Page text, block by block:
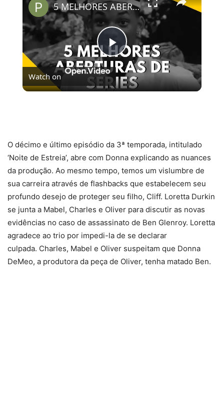
Play
Video
5 MELHORES ABERTURAS DE SÉRIES | Pipocas Tv #13
Watch on
O décimo e último episódio da 3ª temporada, intitulado
‘Noite de Estreia’, abre com Donna explicando as nuances
da produção. Ao mesmo tempo, temos um vislumbre de
sua carreira através de flashbacks que estabelecem seu
profundo desejo de proteger seu filho, Cliff. Loretta Durkin
se junta a Mabel, Charles e Oliver para discutir as novas
evidências no caso de assassinato de Ben Glenroy. Loretta
agradece ao trio por impedi-la de se declarar
culpada. Charles, Mabel e Oliver suspeitam que Donna
DeMeo, a produtora da peça de Oliver, tenha matado Ben.